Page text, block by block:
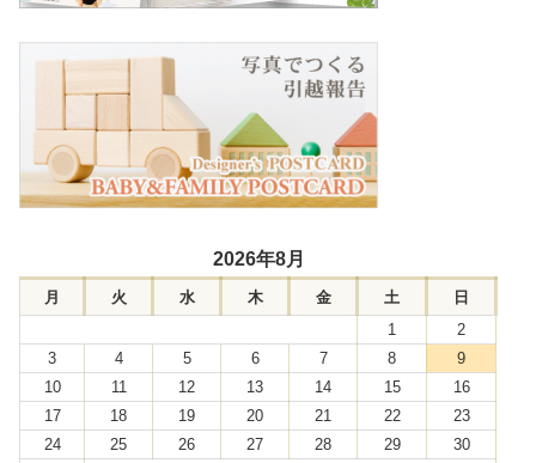
2026年8月
月 火 水 木 金 土 日
1
2
3
4 5 6 7 8
9
10
11 12 13 14 15
16
17
18 19 20 21 22
23
24
25 26 27 28 29
30